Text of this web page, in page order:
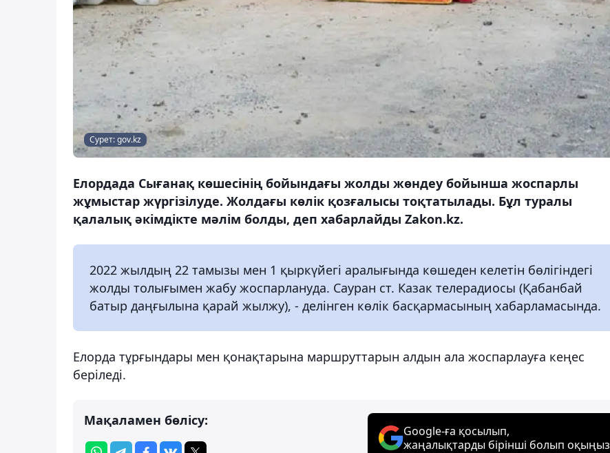
Сурет: gov.kz
Елордада Сығанақ көшесінің бойындағы жолды жөндеу бойынша жоспарлы
жұмыстар жүргізілуде. Жолдағы көлік қозғалысы тоқтатылады. Бұл туралы
қалалық әкімдікте мәлім болды, деп хабарлайды Zakon.kz.
2022 жылдың 22 тамызы мен 1 қыркүйегі аралығында көшеден келетін бөлігіндегі
жолды толығымен жабу жоспарлануда. Сауран ст. Казак телерадиосы (Қабанбай
батыр даңғылына қарай жылжу), - делінген көлік басқармасының хабарламасында.
Елорда тұрғындары мен қонақтарына маршруттарын алдын ала жоспарлауға кеңес
беріледі.
Мақаламен бөлісу:
Google-ға қосылып,
жаңалықтарды бірінші болып оқыңыз